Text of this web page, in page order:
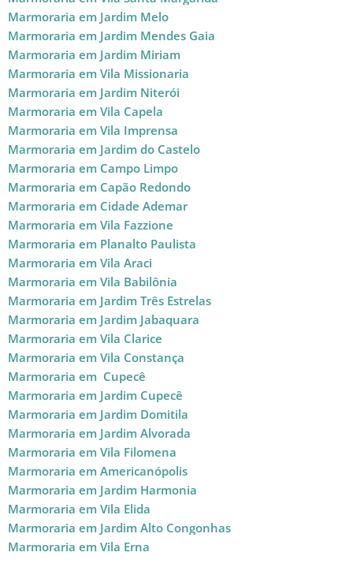
Marmoraria em Jardim Melo
Marmoraria em Jardim Mendes Gaia
Marmoraria em Jardim Miriam
Marmoraria em Vila Missionaria
Marmoraria em Jardim Niterói
Marmoraria em Vila Capela
Marmoraria em Vila Imprensa
Marmoraria em Jardim do Castelo
Marmoraria em Campo Limpo
Marmoraria em Capão Redondo
Marmoraria em Cidade Ademar
Marmoraria em Vila Fazzione
Marmoraria em Planalto Paulista
Marmoraria em Vila Araci
Marmoraria em Vila Babilônia
Marmoraria em Jardim Três Estrelas
Marmoraria em Jardim Jabaquara
Marmoraria em Vila Clarice
Marmoraria em Vila Constança
Marmoraria em Cupecê
Marmoraria em Jardim Cupecê
Marmoraria em Jardim Domitila
Marmoraria em Jardim Alvorada
Marmoraria em Vila Filomena
Marmoraria em Americanópolis
Marmoraria em Jardim Harmonia
Marmoraria em Vila Elida
Marmoraria em Jardim Alto Congonhas
Marmoraria em Vila Erna